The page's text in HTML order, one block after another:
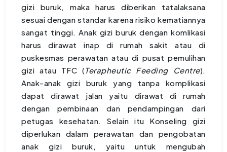
gizi buruk, maka harus diberikan tatalaksana
sesuai dengan standar karena risiko kematiannya
sangat tinggi. Anak gizi buruk dengan komlikasi
harus dirawat inap di rumah sakit atau di
puskesmas perawatan atau di pusat pemulihan
gizi atau TFC (Terapheutic Feeding Centre).
Anak-anak gizi buruk yang tanpa komplikasi
dapat dirawat jalan yaitu dirawat di rumah
dengan pembinaan dan pendampingan dari
petugas kesehatan. Selain itu Konseling gizi
diperlukan dalam perawatan dan pengobatan
anak gizi buruk, yaitu untuk mengubah